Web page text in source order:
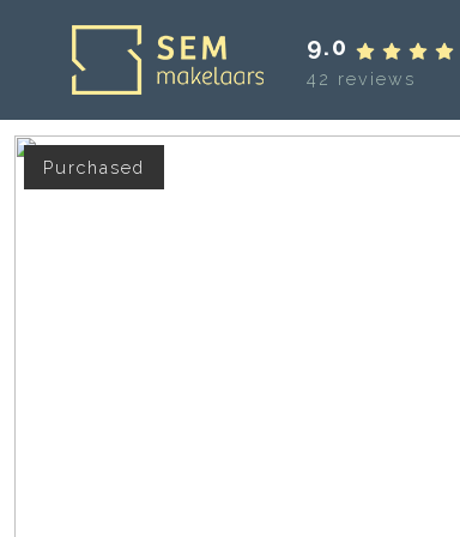
9.0
42 reviews
Purchased